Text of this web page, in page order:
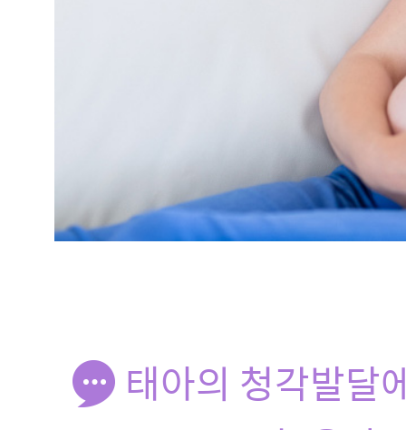
태아의 청각발달